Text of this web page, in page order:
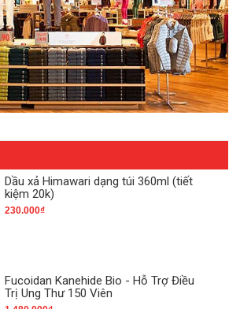
Dầu xả Himawari dạng túi 360ml (tiết
kiệm 20k)
230.000₫
Fucoidan Kanehide Bio - Hỗ Trợ Điều
Trị Ung Thư 150 Viên